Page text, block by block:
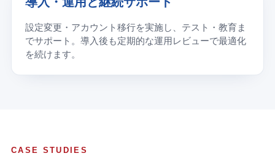
設定変更・アカウント移行を実施し、テスト・教育ま
でサポート。導入後も定期的な運用レビューで最適化
を続けます。
CASE STUDIES